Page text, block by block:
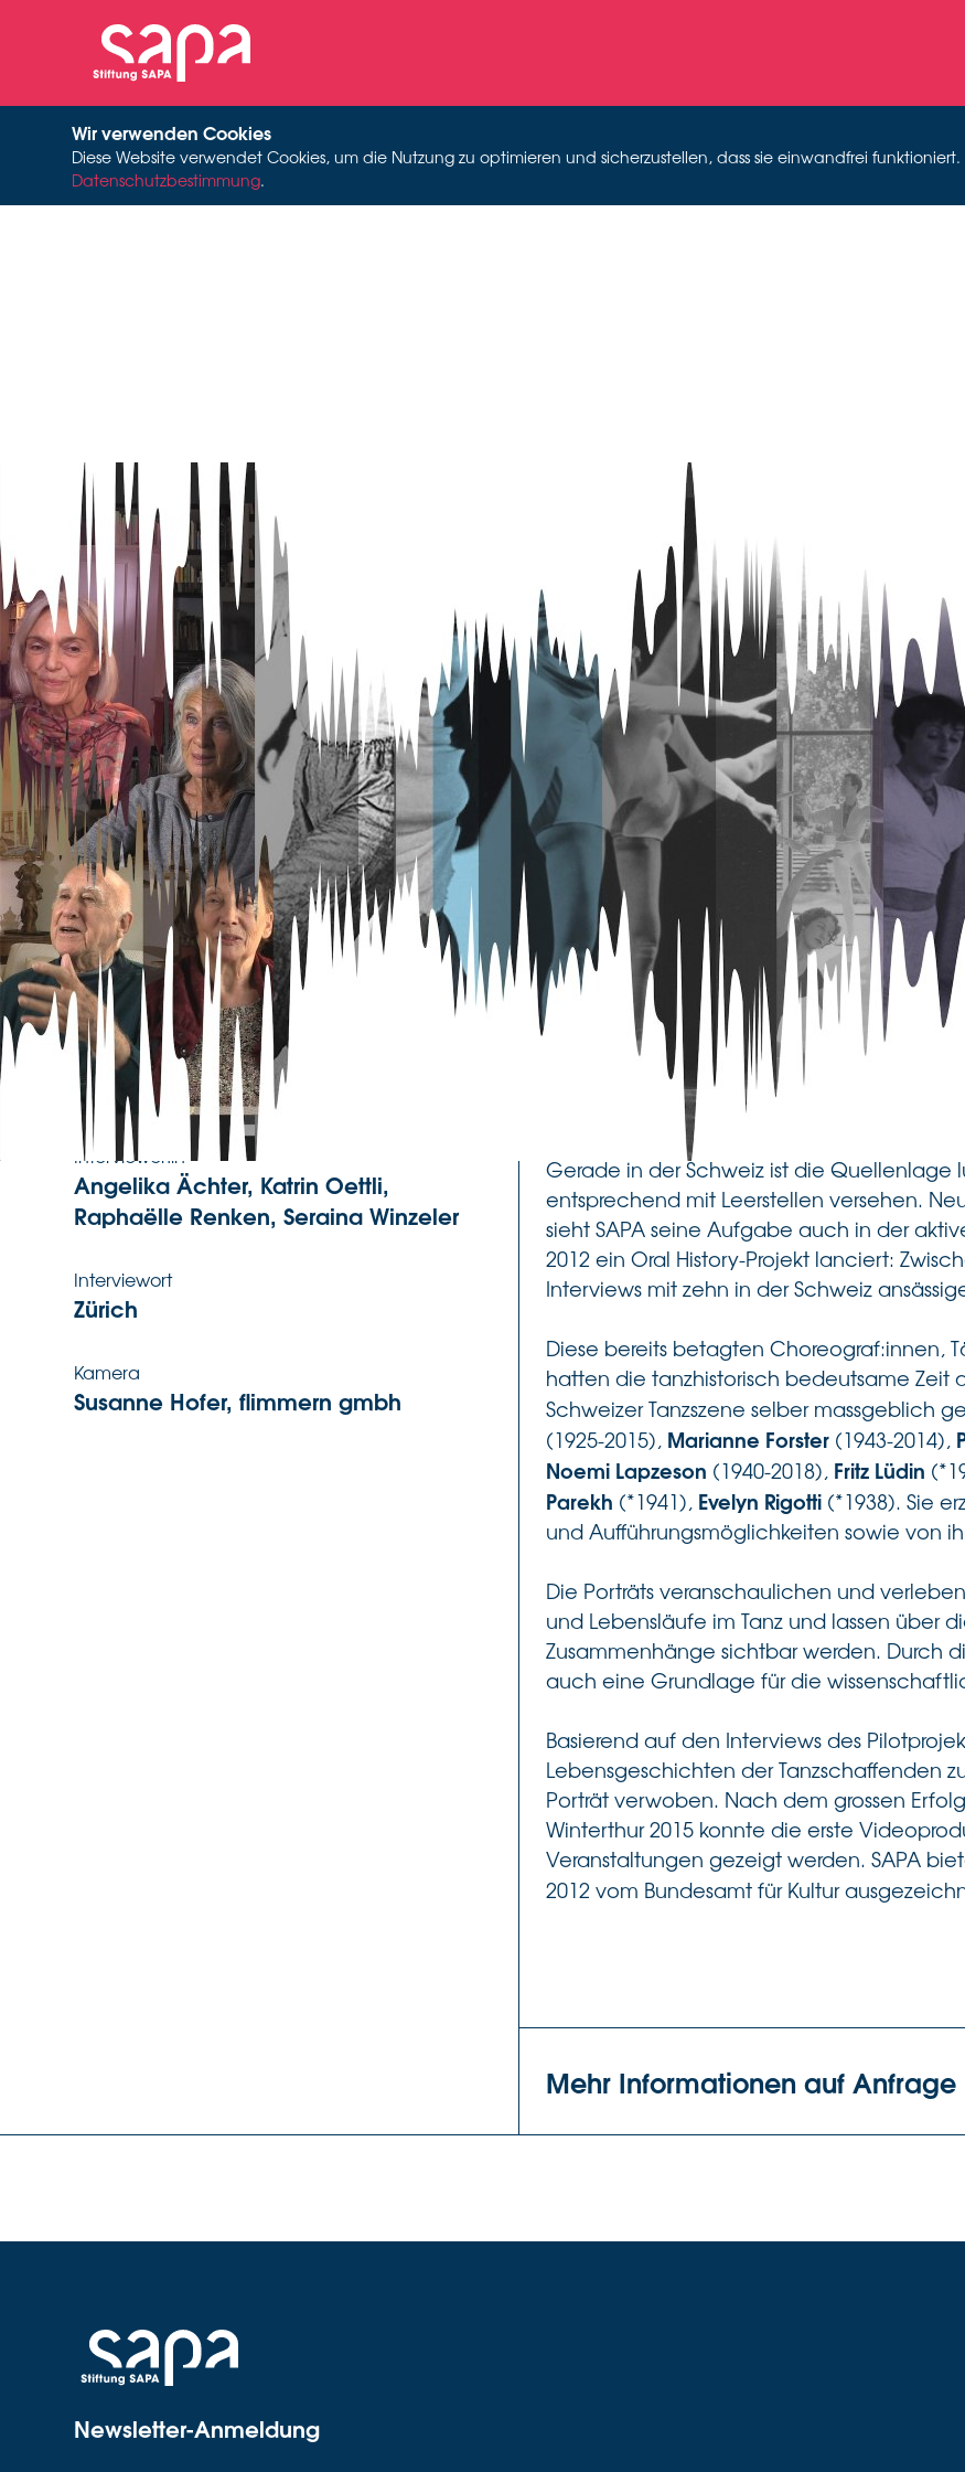
Wir verwenden Cookies
Diese Website verwendet Cookies, um die Nutzung zu optimieren und sicherzustellen, dass sie einwandfrei
Datenschutzbestimmung.
Beschäftigung
Tanz
Geburtsdatum
1.1.2015
Herkunft
Schweiz
Interviewdauer
1 Stunde 3 Minuten
Zeitpunkt Interview
12.12.2025
Interviewsprache
Deutsch, Französisch
Interviewer:in
Angelika Ächter, Katrin Oettli,
Raphaëlle Renken, Seraina Winzeler
Interviewort
Zürich
Kamera
Susanne Hofer, flimmern gmbh
Tanz ist eine flüchtige Kunstform – sie zu
Gerade in der Schweiz ist die
entsprechend mit Leerstellen versehen.
sieht SAPA seine Aufgabe auch in der
2012 ein Oral History-Projekt lanciert:
Interviews mit zehn in der Schweiz
Diese bereits betagten Choreograf:innen,
hatten die tanzhistorisch bedeutsame Zeit
Schweizer Tanzszene selber massgeblich
(1925-2015), Marianne Forster (1943-2014),
Noemi Lapzeson (1940-2018), Fritz Lüdin
Parekh (*1941), Evelyn Rigotti (*1938). Sie
und Aufführungsmöglichkeiten sowie von
Die Porträts veranschaulichen und
und Lebensläufe im Tanz und lassen über
Zusammenhänge sichtbar werden. Durch
auch eine Grundlage für die
Basierend auf den Interviews des
Lebensgeschichten der Tanzschaffenden
Porträt verwoben. Nach dem grossen
Winterthur 2015 konnte die erste
Veranstaltungen gezeigt werden. SAPA
2012 vom Bundesamt für Kultur
Mehr Informationen auf Anfrage
Newsletter-Anmeldung